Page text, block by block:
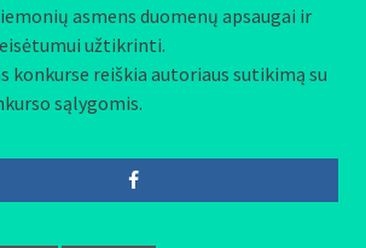
asmens duomenų apsaugai ir
užtikrinti.
konkurse reiškia autoriaus sutikimą su
sąlygomis.